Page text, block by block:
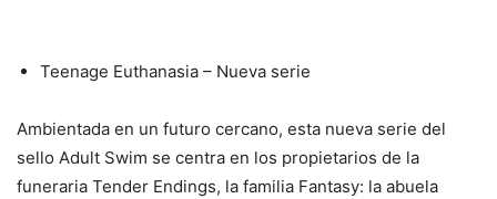
Teenage Euthanasia – Nueva serie
Ambientada en un futuro cercano, esta nueva serie del
sello Adult Swim se centra en los propietarios de la
funeraria Tender Endings, la familia Fantasy: la abuela